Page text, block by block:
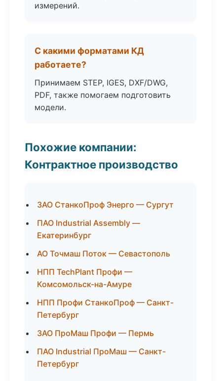
измерений.
С какими форматами КД
работаете?
Принимаем STEP, IGES, DXF/DWG,
PDF, также помогаем подготовить
модели.
Похожие компании:
Контрактное производство
ЗАО СтанкоПроф Энерго — Сургут
ПАО Industrial Assembly —
Екатеринбург
АО Точмаш Поток — Севастополь
НПП TechPlant Профи —
Комсомольск-на-Амуре
НПП Профи СтанкоПроф — Санкт-
Петербург
ЗАО ПроМаш Профи — Пермь
ПАО Industrial ПроМаш — Санкт-
Петербург